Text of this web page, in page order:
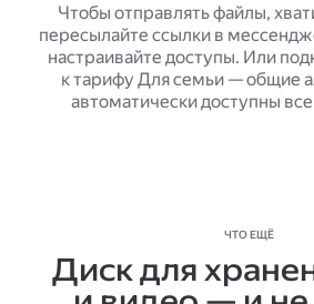
Чтобы отправлять файлы,
пересылайте ссылки в
настраивайте доступы. Или
к тарифу Для семьи — общие
автоматически доступны
ЧТО ЕЩЁ
Диск для